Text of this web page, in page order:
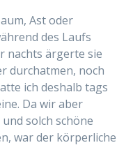
Ast oder
des Laufs
nachts ärgerte sie
durchatmen, noch
ich deshalb tags
Da wir aber
solch schöne
war der körperliche